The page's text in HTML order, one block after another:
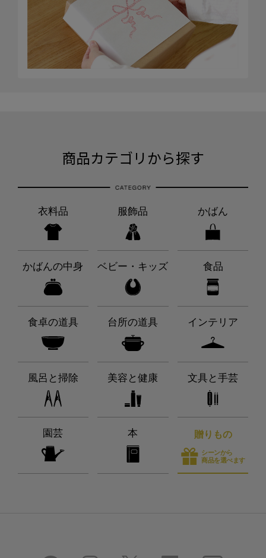
商品カテゴリから探す
衣料品 服飾品 かばん
かばんの中身 ベビー・キッズ 食品
食卓の道具 台所の道具 インテリア
風呂と掃除 美容と健康 文具と手芸
園芸 本 贈りもの
シーンから
商品を選べます